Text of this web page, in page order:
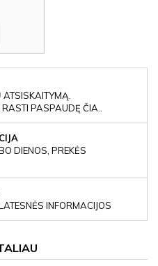
ATSISKAITYMĄ.
PASPAUDĘ ČIA..
DIENOS, PREKĖS
INFORMACIJOS